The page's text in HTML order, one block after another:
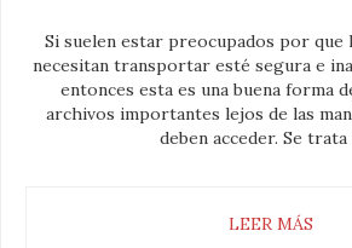
Si suelen estar preocupados por que
necesitan transportar esté segura e
entonces esta es una buena forma
archivos importantes lejos de las
deben acceder. Se trata
LEER MÁS